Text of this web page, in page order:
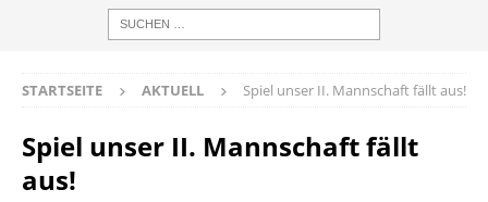
STARTSEITE AKTUELL Spiel unser II. Mannschaft fällt aus!
Spiel unser II. Mannschaft fällt
aus!